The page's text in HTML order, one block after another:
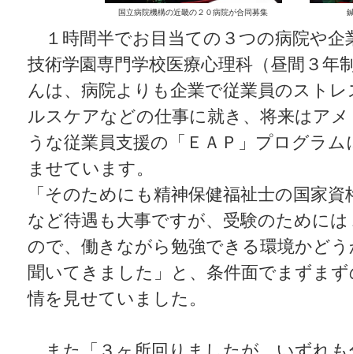
国立病院機構の近畿の２０病院が合同募集
１時間半でお目当ての３つの病院や企
技術学園専門学校医療心理科（昼間３年
んは、病院よりも企業で従業員のスト
ルスケアなどの仕事に就き、将来はア
うな従業員支援の「ＥＡＰ」プログラ
ませています。
「そのためにも精神保健福祉士の国家
など待遇も大事ですが、受験のために
ので、働きながら勉強できる環境かど
聞いてきました」と、条件面でまずま
情を見せていました。